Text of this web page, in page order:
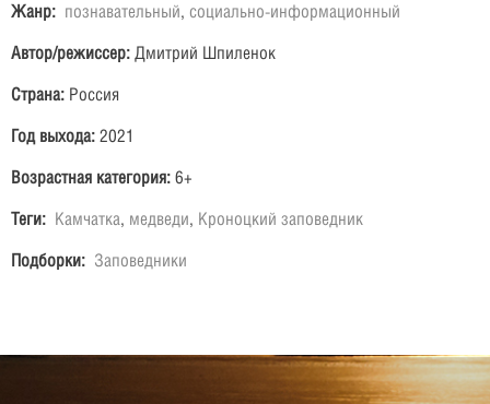
Жанр: познавательный, социально-информационный
Автор/режиссер: Дмитрий Шпиленок
Страна: Россия
Год выхода: 2021
Возрастная категория: 6+
Теги: Камчатка, медведи, Кроноцкий заповедник
Подборки: Заповедники